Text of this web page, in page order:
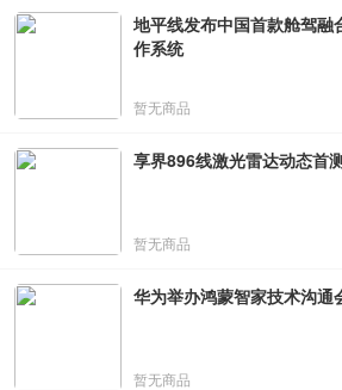
地平线发布中国首款舱驾融
作系统
暂无商品
享界896线激光雷达动态首
暂无商品
华为举办鸿蒙智家技术沟通
暂无商品